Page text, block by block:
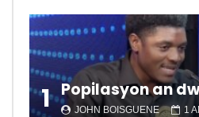
1 JOHN BOISGUENE 1